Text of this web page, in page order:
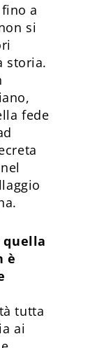
a
si
storia.
fede
è
tutta
ai